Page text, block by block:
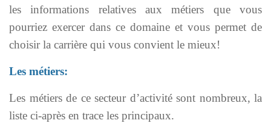
les informations relatives aux métiers que vous
pourriez exercer dans ce domaine et vous permet de
choisir la carrière qui vous convient le mieux!
Les métiers:
Les métiers de ce secteur d’activité sont nombreux, la
liste ci-après en trace les principaux.